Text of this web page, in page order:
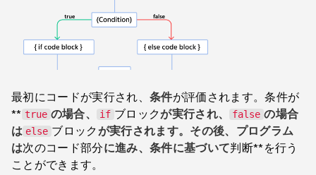
最初にコードが実行され、 条件が評価されます。条件が
** true の場合、 if ブロックが実行され、 false の場合
は else ブロックが実行されます。その後、プログラム
は次のコード部分に進み、条件に基づいて判断**を行う
ことができます。